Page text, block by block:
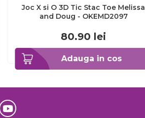
Adauga in cos
Joc X si O 3D Tic Stac Toe Melissa
and Doug - OKEMD2097
80.90 lei